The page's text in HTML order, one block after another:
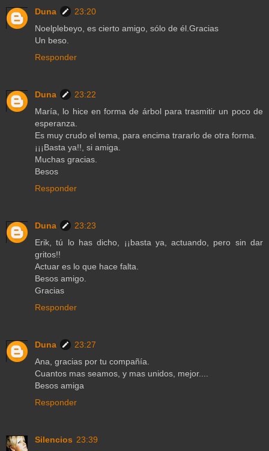
Duna
23:20
Noelplebeyo, es cierto amigo, sólo de él.Gracias
Un beso.
Responder
Duna
23:22
María, lo hice en forma de árbol para trasmitir un poco de
esperanza.
Es muy crudo el tema, para encima trararlo de otra forma.
¡¡¡Basta ya!!, si amiga.
Muchas gracias.
Besos
Responder
Duna
23:23
Erik, tú lo has dicho, ¡¡basta ya, actuando, pero sin dar
gritos!!
Actuar es lo que hace falta.
Besos amigo.
Gracias
Responder
Duna
23:27
Ana, gracias por tu compañía.
Cuantos mas seamos, y mas unidos, mejor....
Besos amiga
Responder
Silencios 23:39